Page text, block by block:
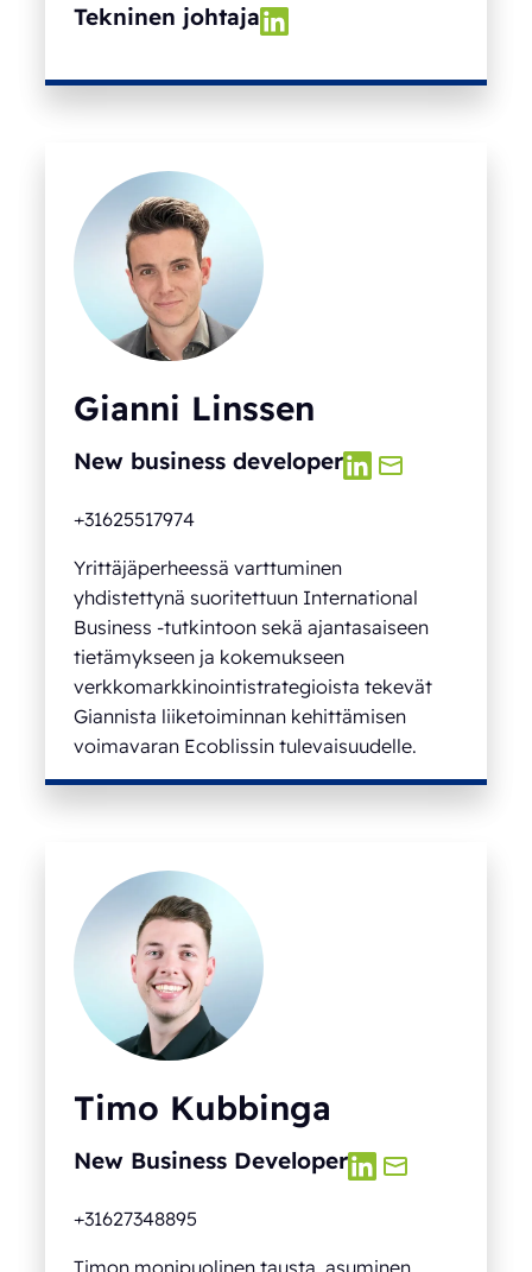
Tekninen johtaja
Gianni Linssen
New business developer
+31625517974
Yrittäjäperheessä varttuminen
yhdistettynä suoritettuun International
Business -tutkintoon sekä ajantasaiseen
tietämykseen ja kokemukseen
verkkomarkkinointistrategioista tekevät
Giannista liiketoiminnan kehittämisen
voimavaran Ecoblissin tulevaisuudelle.
Timo Kubbinga
New Business Developer
+31627348895